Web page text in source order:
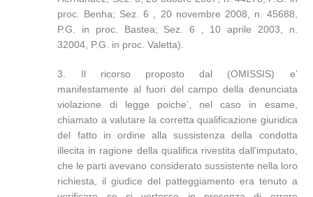
proc. Benha; Sez. 6 , 20 novembre 2008, n. 45688,
P.G. in proc. Bastea; Sez. 6 , 10 aprile 2003, n.
32004, P.G. in proc. Valetta).
3. Il ricorso proposto dal (OMISSIS) e’
manifestamente al fuori del campo della denunciata
violazione di legge poiche’, nel caso in esame,
chiamato a valutare la corretta qualificazione giuridica
del fatto in ordine alla sussistenza della condotta
illecita in ragione della qualifica rivestita dall’imputato,
che le parti avevano considerato sussistente nella loro
richiesta, il giudice del patteggiamento era tenuto a